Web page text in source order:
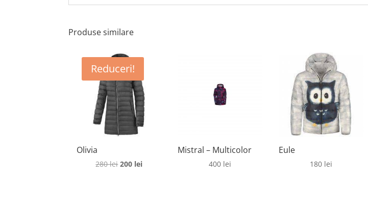
Produse similare
Reduceri!
Olivia
280leiPrețul
200 leiPrețul
Mistral – Multicolor
400 lei
Eule
180 lei